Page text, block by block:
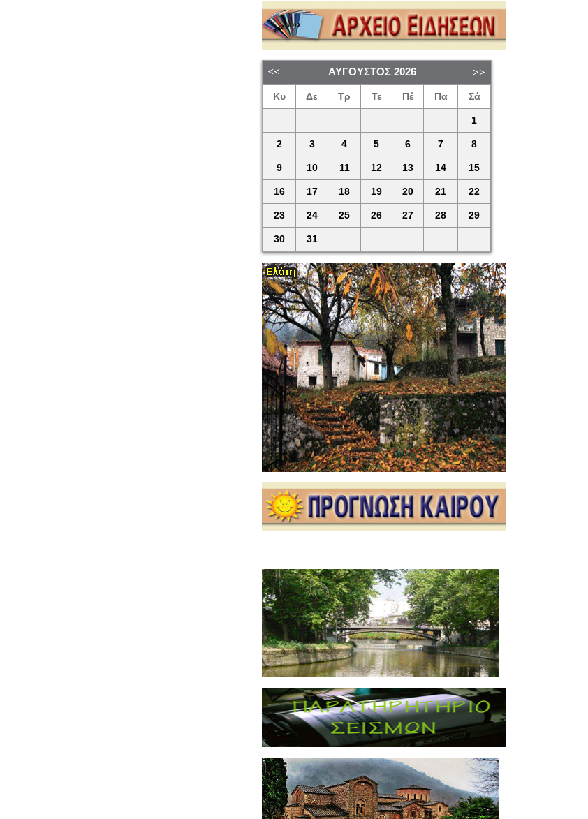
ΑΎΓΟΥΣΤΟΣ 2026
Κυ Δε Τρ Τε Πέ Πα Σά
1
2 3 4 5 6 7 8
9 10 11 12 13 14 15
16 17 18 19 20 21 22
23 24 25 26 27 28 29
30 31